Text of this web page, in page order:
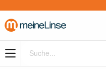
Zum Hauptinhalt springen